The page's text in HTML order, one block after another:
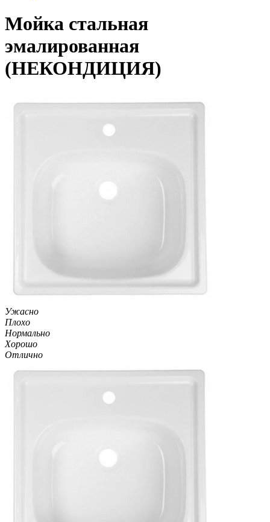
Мойка стальная
эмалированная
(НЕКОНДИЦИЯ)
Ужасно
Плохо
Нормально
Хорошо
Отлично